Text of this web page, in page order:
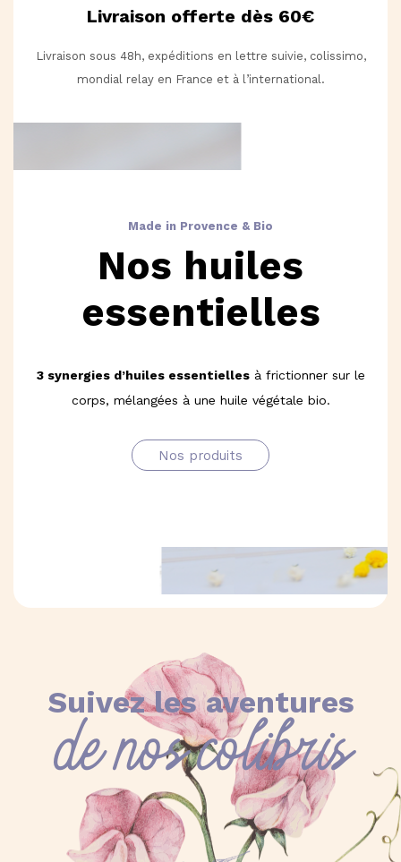
Livraison offerte dès 60€
Livraison sous 48h, expéditions en lettre suivie, colissimo,
mondial relay en France et à l’international.
Made in Provence & Bio
Nos huiles
essentielles
3 synergies d’huiles essentiellesà frictionner sur le
corps, mélangées à une huile végétale bio.
Nos produits
Suivez les aventures
de nos colibris